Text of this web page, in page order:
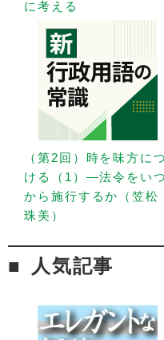
に考える
（第2回）時を味方につ
ける（1）—法令をいつ
から施行するか（笠松
珠美）
人気記事